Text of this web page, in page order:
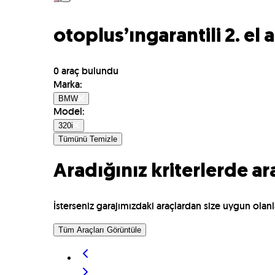
otoplus’ıngarantili 2. el
0araç bulundu
Marka:
BMW
Model:
320i
Tümünü Temizle
Aradığınız kriterlerde
İsterseniz garajımızdaki araçlardan size uygun
Tüm Araçları Görüntüle